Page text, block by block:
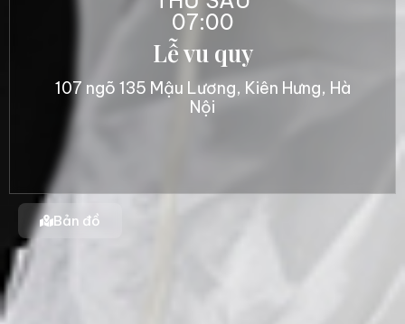
07:00
Lễ vu quy
107 ngõ 135 Mậu Lương, Kiên Hưng, Hà
Nội
Bản đồ